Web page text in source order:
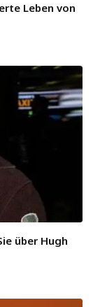
Leben von
über Hugh